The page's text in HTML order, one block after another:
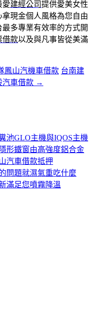
愛建經公司提供愛美女性
拿現金個人風格為您自由
多專業有效率的方式開
借款以及與凡事皆從美滿
鳳山汽機車借款 台南建
汽車借款 →
池GLO主機與IQOS主機
形鐵窗由高強度鋁合金
汽車借款抵押
問題就濕氣重吃什麼
滿足您噴霧降溫